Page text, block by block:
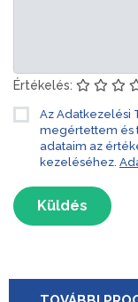
Értékelés:
Az Adatkezelési
megértettem és
adataim az
kezeléséhez.
Küldés